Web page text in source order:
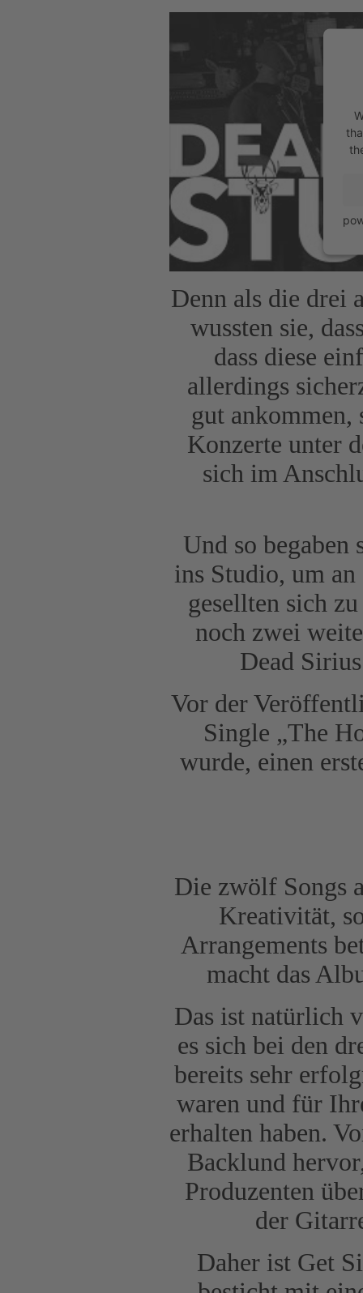
Denn als die drei
wussten sie,
dass diese
allerdings
gut
Konzerte unter
sich im
Und so
ins Studio, um
gesellten sich
noch zwei
Dead
Vor der
Single „The
wurde, einen
Die zwölf Songs
Kreativität,
Arrangements
macht das
Das ist natürlich
es sich bei den
bereits sehr
waren und für
erhalten haben.
Backlund
Produzenten
der
Daher ist Get